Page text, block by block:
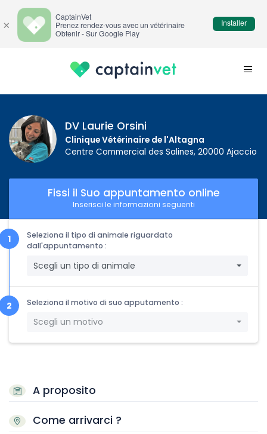
DV Laurie Orsini
Clinique Vétérinaire de l'Altagna
Centre Commercial des Salines, 20000 Ajaccio
A proposito
Come arrivarci ?
Fissi il Suo appuntamento online
Inserisci le informazioni seguenti
Seleziona il tipo di animale riguardato
dall'appuntamento :
Scegli un tipo di animale
Seleziona il motivo di suo apputamento :
Scegli un motivo
×
CaptainVet
Prenez rendez-vous avec un vétérinaire
Obtenir - Sur Google Play
Installer